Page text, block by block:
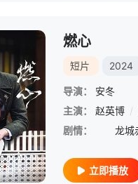
/ 景研竣 刘书源 王名扬
燃心
短片 2024
导演：
安冬
主演：
赵英博 /
剧情：
立即播放